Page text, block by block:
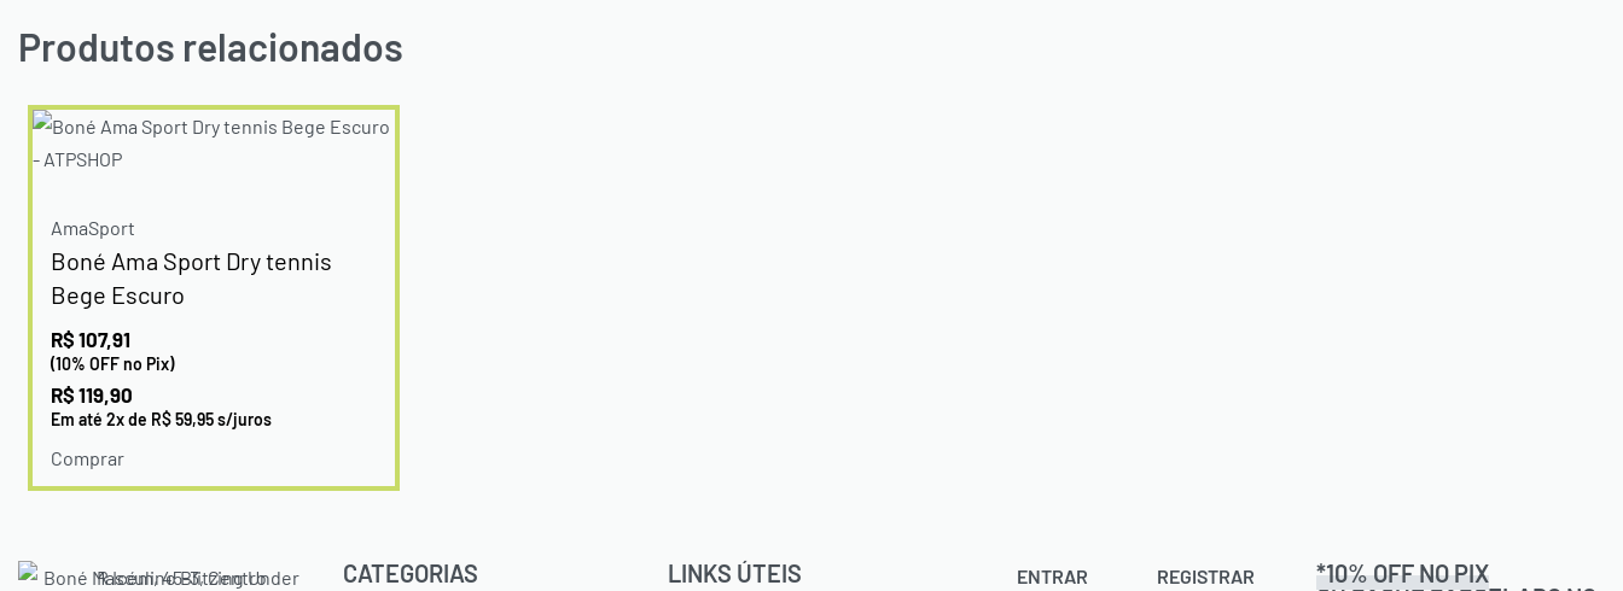
Produtos relacionados
AmaSport
Boné Ama Sport Dry tennis
Bege Escuro
R$ 107,91
(10% OFF no Pix)
R$ 119,90
Em até 2x de R$59,95s/juros
Comprar
R Icém, 45-3, Centro CATEGORIAS LINKS ÚTEIS ENTRAR REGISTRAR
*10% OFF NO PIX